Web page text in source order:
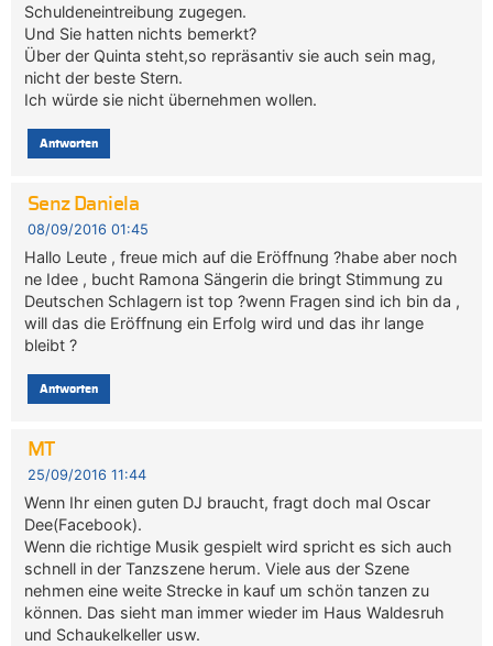
Schuldeneintreibung zugegen.
Und Sie hatten nichts bemerkt?
Über der Quinta steht,so repräsantiv sie auch sein mag,
nicht der beste Stern.
Ich würde sie nicht übernehmen wollen.
Antworten
Senz Daniela
08/09/2016 01:45
Hallo Leute , freue mich auf die Eröffnung ?habe aber noch
ne Idee , bucht Ramona Sängerin die bringt Stimmung zu
Deutschen Schlagern ist top ?wenn Fragen sind ich bin da ,
will das die Eröffnung ein Erfolg wird und das ihr lange
bleibt ?
Antworten
MT
25/09/2016 11:44
Wenn Ihr einen guten DJ braucht, fragt doch mal Oscar
Dee(Facebook).
Wenn die richtige Musik gespielt wird spricht es sich auch
schnell in der Tanzszene herum. Viele aus der Szene
nehmen eine weite Strecke in kauf um schön tanzen zu
können. Das sieht man immer wieder im Haus Waldesruh
und Schaukelkeller usw.